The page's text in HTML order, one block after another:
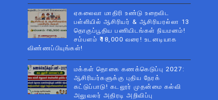
ஏகலைவா மாதிரி உண்டு உறைவிட
பள்ளியில் ஆசிரியர் & ஆசிரியரல்லா 13
தொகுப்பூதிய பணியிடங்கள் நியமனம்!
சம்பளம் ₹18,000 வரை! உடனடியாக
விண்ணப்பியுங்கள்!
மக்கள் தொகை கணக்கெடுப்பு 2027:
ஆசிரியர்களுக்கு புதிய நேரக்
கட்டுப்பாடு! கடலூர் முதன்மை கல்வி
அலுவலர் அதிரடி அறிவிப்பு